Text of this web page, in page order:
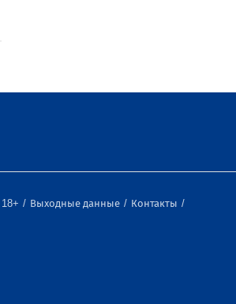
18+ Выходные данные
Контакты